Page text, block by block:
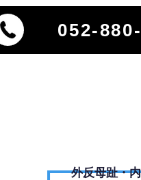
052-
外反母趾・